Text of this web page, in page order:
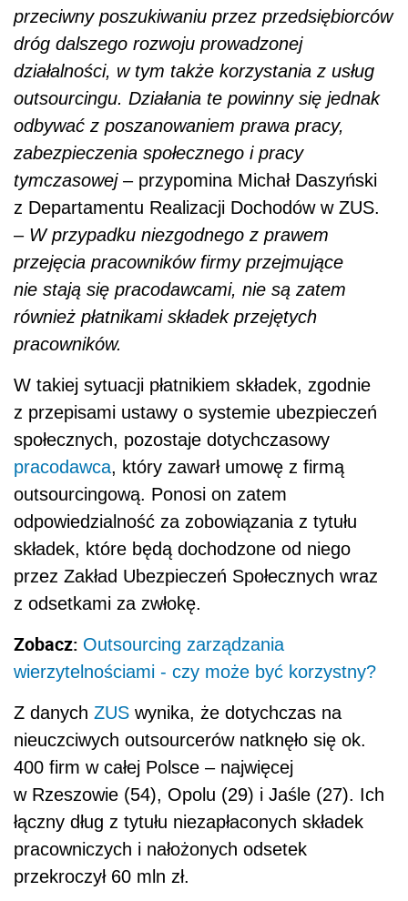
przeciwny poszukiwaniu przez przedsiębiorców
dróg dalszego rozwoju prowadzonej
działalności, w tym także korzystania z usług
outsourcingu. Działania te powinny się jednak
odbywać z poszanowaniem prawa pracy,
zabezpieczenia społecznego i pracy
tymczasowej – przypomina Michał Daszyński
z Departamentu Realizacji Dochodów w ZUS.
–W przypadku niezgodnego z prawem
przejęcia pracowników firmy przejmujące
nie stają się pracodawcami, nie są zatem
również płatnikami składek przejętych
pracowników.
W takiej sytuacji płatnikiem składek, zgodnie
z przepisami ustawy o systemie ubezpieczeń
społecznych, pozostaje dotychczasowy
pracodawca, który zawarł umowę z firmą
outsourcingową. Ponosi on zatem
odpowiedzialność za zobowiązania z tytułu
składek, które będą dochodzone od niego
przez Zakład Ubezpieczeń Społecznych wraz
z odsetkami za zwłokę.
Zobacz: Outsourcing zarządzania
wierzytelnościami - czy może być korzystny?
Z danych ZUS wynika, że dotychczas na
nieuczciwych outsourcerów natknęło się ok.
400 firm w całej Polsce – najwięcej
w Rzeszowie (54), Opolu (29) i Jaśle (27). Ich
łączny dług z tytułu niezapłaconych składek
pracowniczych i nałożonych odsetek
przekroczył 60 mln zł.